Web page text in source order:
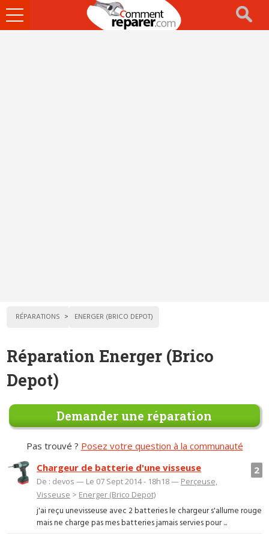
Ouvrir
le
RÉPARATIONS ENERGER (BRICO DEPOT)
Réparation Energer (Brico
Depot)
Demander une réparation
Pas trouvé ? Posez votre question à la communauté
2
Chargeur de batterie d'une visseuse
De : devos — Le 07 Sept 2014 - 18h18 — Perçeuse,
Visseuse > Energer (Brico Depot)
j'ai reçu unevisseuse avec 2 batteries le chargeur s'allume rouge
mais ne charge pas mes batteries jamais servies pour ...